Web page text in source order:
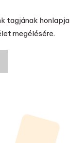
tagjának honlapja
megélésére.